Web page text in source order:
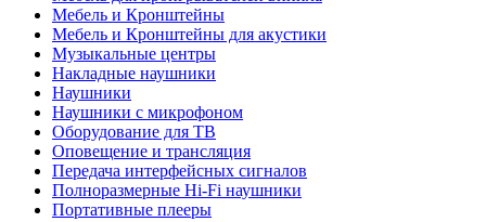
Мебель и Кронштейны
Мебель и Кронштейны для акустики
Музыкальные центры
Накладные наушники
Наушники
Наушники с микрофоном
Оборудование для ТВ
Оповещение и трансляция
Передача интерфейсных сигналов
Полноразмерные Hi-Fi наушники
Портативные плееры